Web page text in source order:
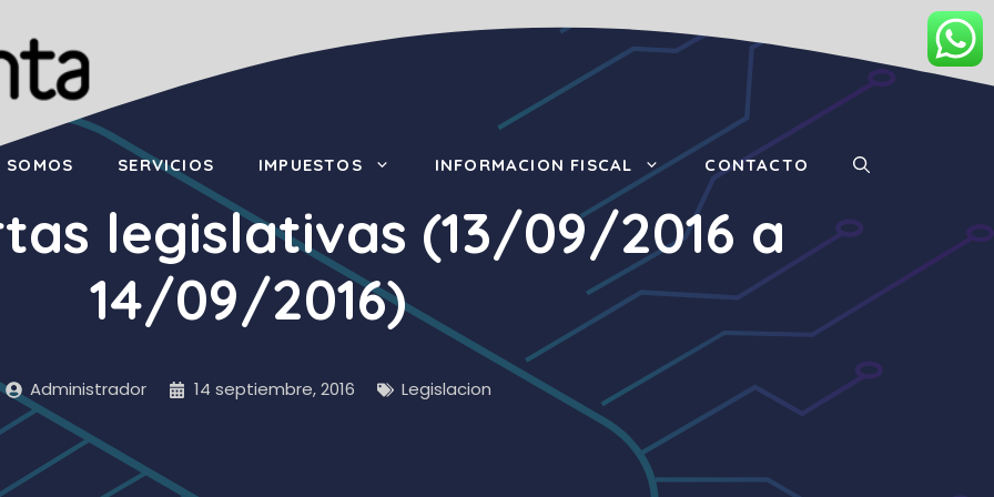
SOMOS SERVICIOS IMPUESTOS INFORMACION FISCAL CONTACTO
legislativas (13/09/2016 a
14/09/2016)
Administrador 14 septiembre, 2016 Legislacion